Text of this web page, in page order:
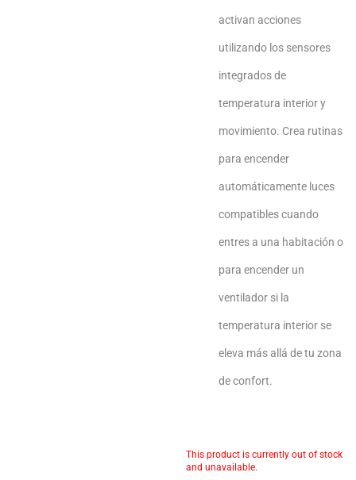
activan acciones
utilizando los sensores
integrados de
temperatura interior y
movimiento. Crea rutinas
para encender
automáticamente luces
compatibles cuando
entres a una habitación o
para encender un
ventilador si la
temperatura interior se
eleva más allá de tu zona
de confort.
This product is currently out of stock
and unavailable.